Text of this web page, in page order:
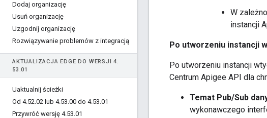
Dodaj organizację
Usuń organizację
Uzgodnij organizację
Rozwiązywanie problemów z integracją
AKTUALIZACJA EDGE DO WERSJI 4.
53 .01
Uaktualnij ścieżki
Od 4.52.02 lub 4.53.00 do 4.53.01
Przywróć wersję 4.53.01
W
instancji
Po utworzeniu instancji
Po utworzeniu instancji
Centrum Apigee API dla
Temat Pub/Sub
wykonawczego